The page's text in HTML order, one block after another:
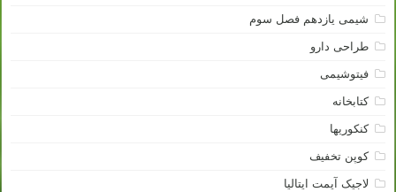
شیمی یازدهم فصل سوم
طراحی دارو
فیتوشیمی
کتابخانه
کنکوریها
کوپن تخفیف
لاجیک آیمت ایتالیا